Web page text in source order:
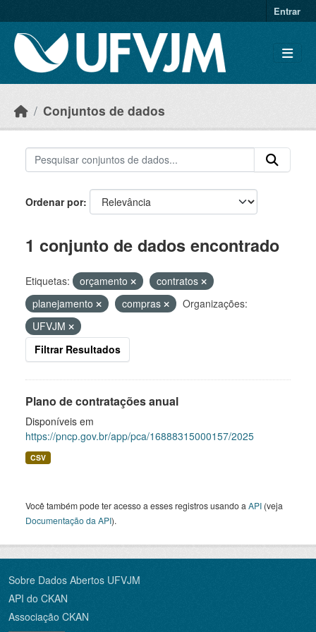
Entrar
Conjuntos de dados
Ordenar por
1 conjunto de dados encontrado
Etiquetas: orçamento
contratos
planejamento
compras
Organizações:
UFVJM
Filtrar Resultados
Plano de contratações anual
Disponíveis em
https://pncp.gov.br/app/pca/16888315000157/2025
CSV
Você também pode ter acesso a esses registros usando a API (veja
Documentação da API).
Sobre Dados Abertos UFVJM
API do CKAN
Associação CKAN